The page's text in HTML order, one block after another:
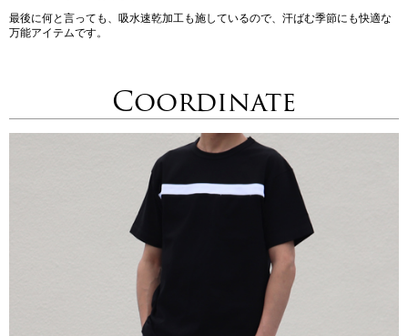
最後に何と言っても、吸水速乾加工も施しているので、汗ばむ季節にも快適な
万能アイテムです。
Coordinate